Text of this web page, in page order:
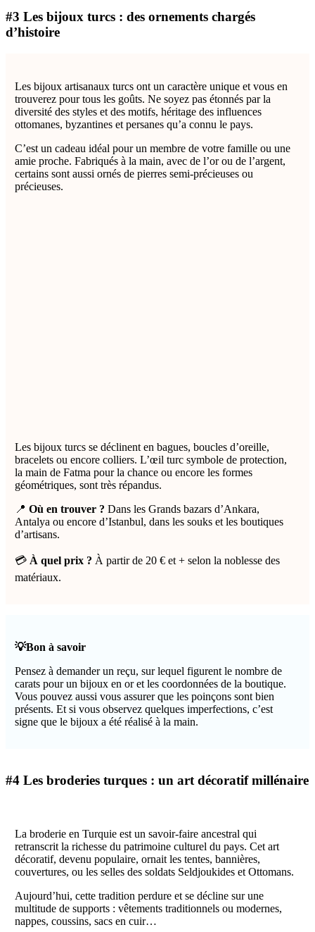
#3 Les bijoux turcs : des ornements chargés
d’histoire
Les bijoux artisanaux turcs ont un caractère unique et vous en
trouverez pour tous les goûts. Ne soyez pas étonnés par la
diversité des styles et des motifs, héritage des influences
ottomanes, byzantines et persanes qu’a connu le pays.
C’est un cadeau idéal pour un membre de votre famille ou une
amie proche. Fabriqués à la main, avec de l’or ou de l’argent,
certains sont aussi ornés de pierres semi-précieuses ou
précieuses.
Les bijoux turcs se déclinent en bagues, boucles d’oreille,
bracelets ou encore colliers. L’œil turc symbole de protection,
la main de Fatma pour la chance ou encore les formes
géométriques, sont très répandus.
📍 Où en trouver ? Dans les Grands bazars d’Ankara,
Antalya ou encore d’Istanbul, dans les souks et les boutiques
d’artisans.
💳 À quel prix ? À partir de 20 € et + selon la noblesse des
matériaux.
💡Bon à savoir
Pensez à demander un reçu, sur lequel figurent le nombre de
carats pour un bijoux en or et les coordonnées de la boutique.
Vous pouvez aussi vous assurer que les poinçons sont bien
présents. Et si vous observez quelques imperfections, c’est
signe que le bijoux a été réalisé à la main.
#4 Les broderies turques : un art décoratif millénaire
La broderie en Turquie est un savoir-faire ancestral qui
retranscrit la richesse du patrimoine culturel du pays. Cet art
décoratif, devenu populaire, ornait les tentes, bannières,
couvertures, ou les selles des soldats Seldjoukides et Ottomans.
Aujourd’hui, cette tradition perdure et se décline sur une
multitude de supports : vêtements traditionnels ou modernes,
nappes, coussins, sacs en cuir…